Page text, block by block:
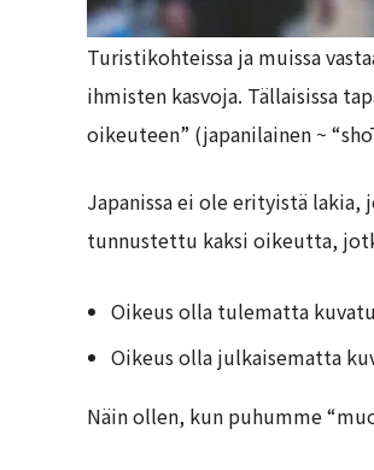
Turistikohteissa ja muissa
ihmisten kasvoja. Tällaisissa
oikeuteen” (japanilainen ~
Japanissa ei ole erityistä
tunnustettu kaksi oikeutta,
Oikeus olla tulematta
Oikeus olla julkaisematta
Näin ollen, kun puhumme